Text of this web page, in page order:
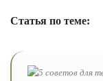
Статья по теме: